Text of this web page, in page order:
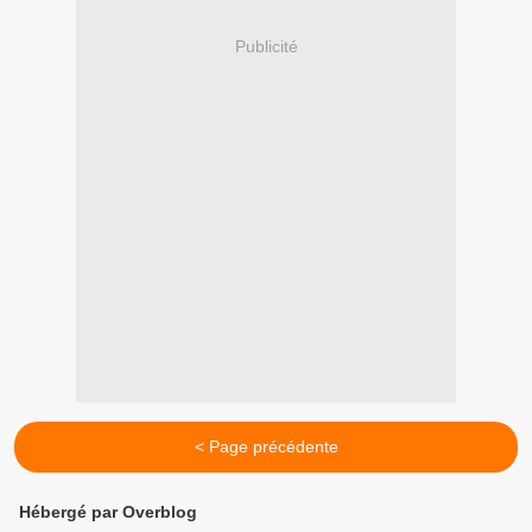
Publicité
< Page précédente
Hébergé par Overblog